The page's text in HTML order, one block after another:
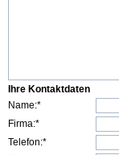
Ihre Kontaktdaten
Name:*
Firma:*
Telefon:*